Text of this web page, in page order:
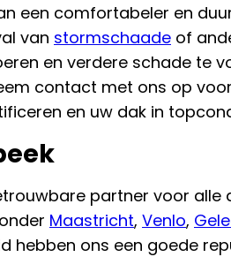
een comfortabeler en
van stormschaade of
en verdere schade te
contact met ons op
en uw dak in
partner voor
Maastricht, Venlo,
hebben ons een goede